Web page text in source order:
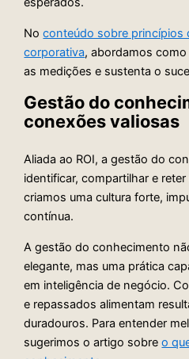
Noconteúdo sobre princípios
corporativa, abordamos
as medições e sustenta o
Gestão do
conexões valiosas
Aliada ao ROI, a gestão do
identificar, compartilhar e
criamos uma cultura forte,
contínua.
A gestão do conhecimento
elegante, mas uma prática
em inteligência de negócio.
e repassados alimentam
duradouros. Para entender
sugerimos o artigo sobreo